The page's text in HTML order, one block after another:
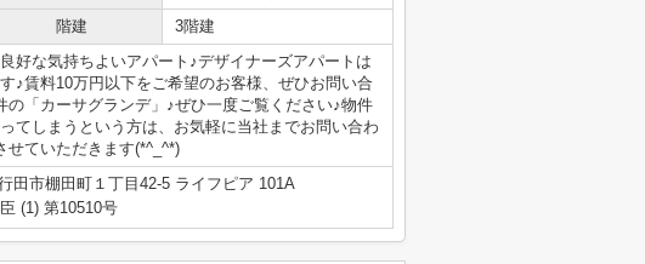
階建 3階建
好な気持ちよいアパート♪デザイナーズアパートは
♪賃料10万円以下をご希望のお客様、ぜひお問い合
「カーサグランデ」♪ぜひ一度ご覧ください♪物件
てしまうという方は、お気軽に当社までお問い合わ
せていただきます(*^_^*)
田市棚田町１丁目42-5 ライフピア 101A
(1) 第10510号